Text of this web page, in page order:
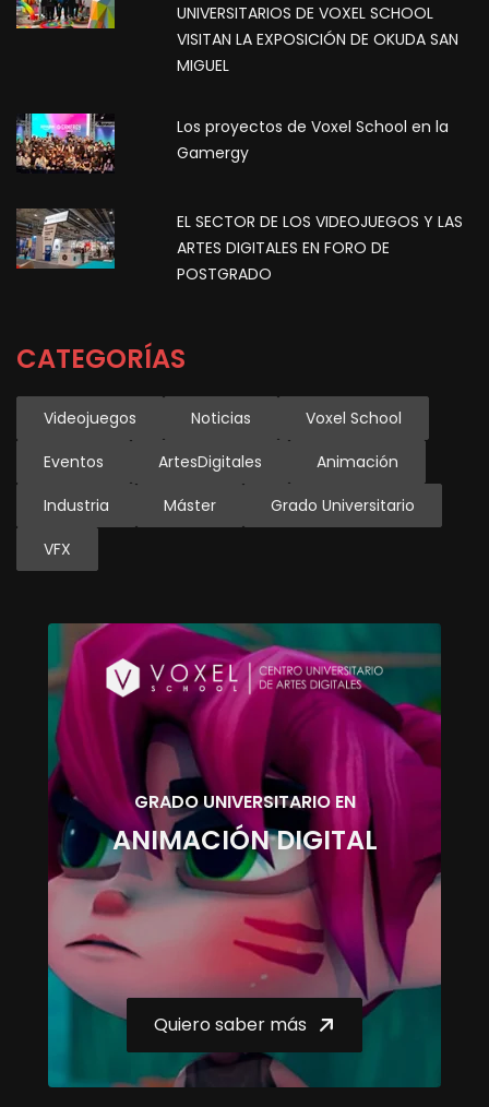
UNIVERSITARIOS DE VOXEL SCHOOL
VISITAN LA EXPOSICIÓN DE OKUDA SAN
MIGUEL
Los proyectos de Voxel School en la
Gamergy
EL SECTOR DE LOS VIDEOJUEGOS Y LAS
ARTES DIGITALES EN FORO DE
POSTGRADO
CATEGORÍAS
Videojuegos Noticias
Voxel School
Eventos
ArtesDigitales
Animación
Industria
Máster
Grado Universitario
VFX
GRADO UNIVERSITARIO EN
ANIMACIÓN DIGITAL
Quiero saber más